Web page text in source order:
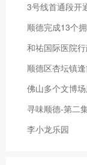
3号线首通段开
顺德完成13个
和祐国际医院
顺德区杏坛镇
佛山多个文博
寻味顺德-第二
李小龙乐园